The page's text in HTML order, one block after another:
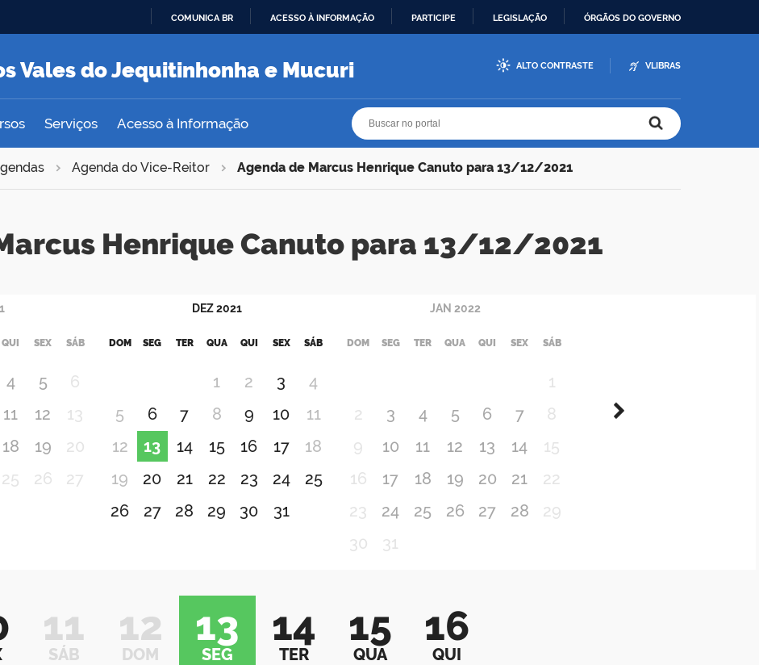
O
COMUNICA BR ACESSO À INFORMAÇÃO PARTICIPE LEGISLAÇÃO ÓRGÃOS DO GOVERNO
Vales do Jequitinhonha e Mucuri ALTO CONTRASTE VLIBRAS
Serviços Acesso à Informação
Agenda do Vice-Reitor Agenda de Marcus Henrique Canuto para 13/12/2021
Henrique Canuto para 13/12/2021
QUI SEX SÁB
4 5
6
11 12
13
18 19
20
25 26
27
DEZ 2021
DOM SEG TER QUA QUI SEX SÁB
1 2 3
4
5
6 7 8 9 10
11
12
13 14 15 16 17
18
19
20 21 22 23 24
25
26
27 28 29 30 31
JAN 2022
DOM SEG TER QUA QUI SEX SÁB
1
2
3 4 5 6 7
8
9
10 11 12 13 14
15
16
17 18 19 20 21
22
23
24 25 26 27 28
29
30
31
11
SÁB
12
DOM
13
SEG
14
TER
15
QUA
16
QUI